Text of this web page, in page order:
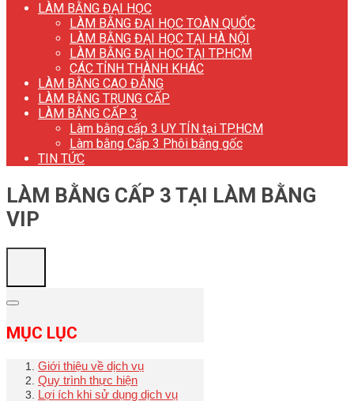
LÀM BẰNG ĐẠI HỌC
LÀM BẰNG ĐẠI HỌC TOÀN QUỐC
LÀM BẰNG ĐẠI HỌC TẠI HÀ NỘI
LÀM BẰNG ĐẠI HỌC TẠI TP.HCM
CÁC TỈNH THÀNH KHÁC
LÀM BẰNG CAO ĐẲNG
LÀM BẰNG TRUNG CẤP
LÀM BẰNG CẤP 3
Làm bằng cấp 3 UY TÍN tại TP.HCM
Làm bằng Cấp 3 Phôi bằng gốc
TIN TỨC
LÀM BẰNG CẤP 3 TẠI LÀM BẰNG
VIP
MỤC LỤC
Giới thiệu về dịch vụ
Quy trình thực hiện
Lợi ích khi sử dụng dịch vụ